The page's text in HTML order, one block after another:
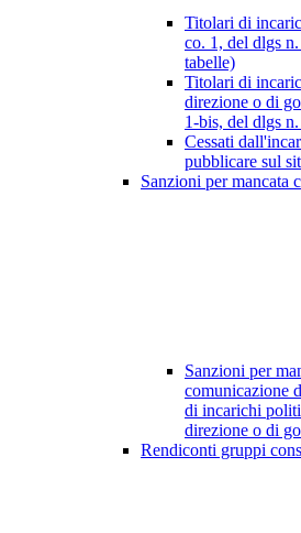
Titolari di
co. 1, del dlgs
tabelle)
Titolari di
direzione o di
1-bis, del dlgs
Cessati
pubblicare sul
Sanzioni per mancata
Sanzioni per
comunicazione
di incarichi
direzione o di
Rendiconti gruppi